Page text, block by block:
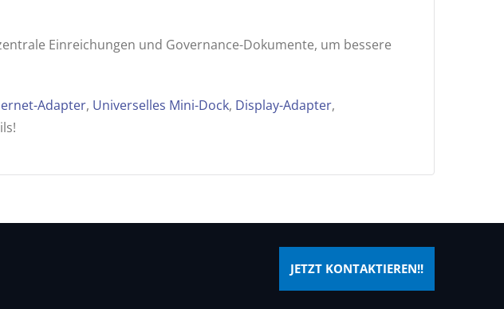
Einreichungen und Governance-Dokumente, um bessere
Adapter, Universelles Mini-Dock, Display-Adapter,
JETZT KONTAKTIEREN!!